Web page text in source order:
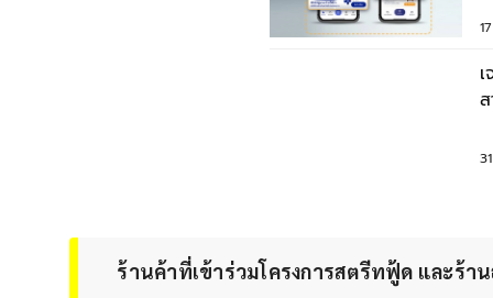
ร้านค้าที่เข้าร่วมโครงการสตรีทฟู้ด และร้า